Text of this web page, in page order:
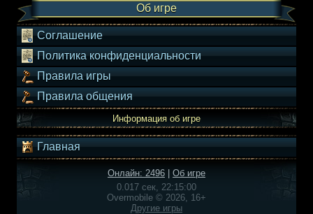
Об игре
Соглашение
Политика конфиденциальности
Правила игры
Правила общения
Информация об игре
Главная
Онлайн: 2496
Об игре
0.017 сек, 22:15:00
Overmobile © 2026, 16+
Другие игры